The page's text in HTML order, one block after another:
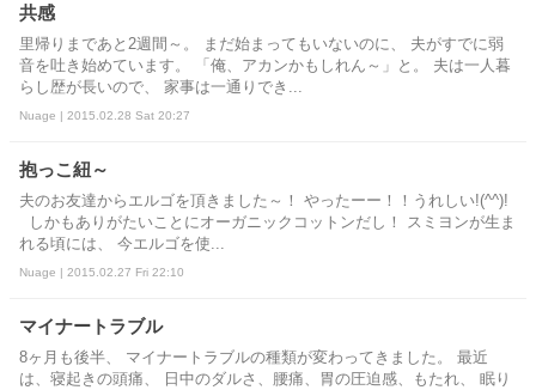
共感
里帰りまであと2週間～。 まだ始まってもいないのに、 夫がすでに弱
音を吐き始めています。 「俺、アカンかもしれん～」と。 夫は一人暮
らし歴が長いので、 家事は一通りでき...
Nuage | 2015.02.28 Sat 20:27
抱っこ紐～
夫のお友達からエルゴを頂きました～！ やったーー！！うれしい!(^^)!
しかもありがたいことにオーガニックコットンだし！ スミヨンが生ま
れる頃には、 今エルゴを使...
Nuage | 2015.02.27 Fri 22:10
マイナートラブル
8ヶ月も後半、 マイナートラブルの種類が変わってきました。 最近
は、寝起きの頭痛、 日中のダルさ、腰痛、胃の圧迫感、もたれ、 眠り